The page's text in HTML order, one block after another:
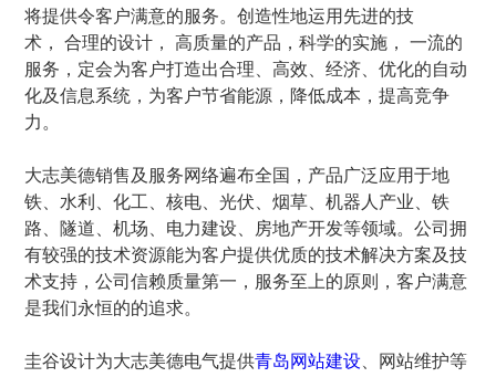
将提供令客户满意的服务。创造性地运用先进的技
术， 合理的设计， 高质量的产品，科学的实施， 一流的
服务，定会为客户打造出合理、高效、经济、优化的自动
化及信息系统，为客户节省能源，降低成本，提高竞争
力。
大志美德销售及服务网络遍布全国，产品广泛应用于地
铁、水利、化工、核电、光伏、烟草、机器人产业、铁
路、隧道、机场、电力建设、房地产开发等领域。公司拥
有较强的技术资源能为客户提供优质的技术解决方案及技
术支持，公司信赖质量第一，服务至上的原则，客户满意
是我们永恒的的追求。
圭谷设计为大志美德电气提供青岛网站建设 、网站维护等